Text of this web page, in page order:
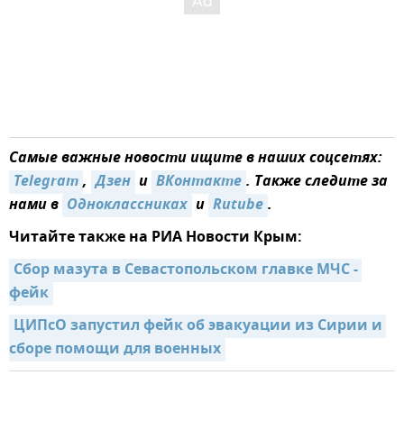
Самые важные новости ищите в наших соцсетях:
Telegram, Дзен и ВКонтакте. Также следите за
нами в Одноклассниках и Rutube.
Читайте также на РИА Новости Крым:
Сбор мазута в Севастопольском главке МЧС -
фейк
ЦИПсО запустил фейк об эвакуации из Сирии и
сборе помощи для военных